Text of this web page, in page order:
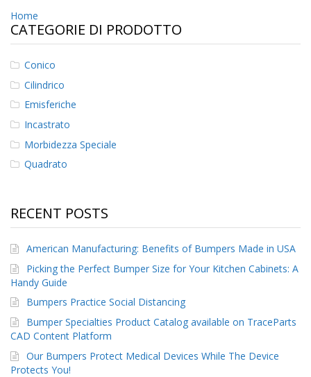
o
n
E
u
v
a
e
e
e
v
z
F
A
Q
Navigazione
articoli
Home
CATEGORIE DI PRODOTTO
Conico
Cilindrico
Emisferiche
Incastrato
Morbidezza Speciale
Quadrato
RECENT POSTS
American Manufacturing: Benefits of Bumpers Made in USA
Picking the Perfect Bumper Size for Your Kitchen Cabinets: A
Handy Guide
Bumpers Practice Social Distancing
Bumper Specialties Product Catalog available on TraceParts
CAD Content Platform
Our Bumpers Protect Medical Devices While The Device
Protects You!